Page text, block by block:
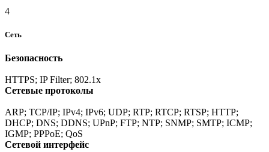
4
Сеть
Безопасность
HTTPS; IP Filter; 802.1x
Сетевые протоколы
ARP; TCP/IP; IPv4; IPv6; UDP; RTP; RTCP; RTSP; HTTP;
DHCP; DNS; DDNS; UPnP; FTP; NTP; SNMP; SMTP; ICMP;
IGMP; PPPoE; QoS
Сетевой интерфейс